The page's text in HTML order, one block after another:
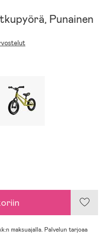
Punainen
maksuajalla. Palvelun tarjoaa